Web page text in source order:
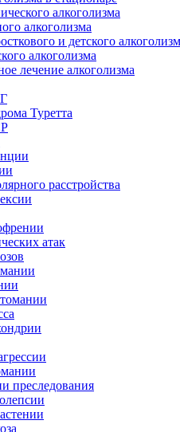
алкоголизма
алкоголизма
и детского
алкоголизма
лечение алкоголизма
Туретта
расстройства
атак
преследования